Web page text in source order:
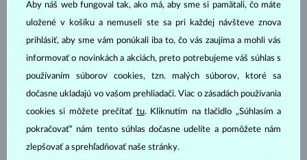
Aby náš web fungoval tak, ako má, aby sme si pamätali, čo máte
uložené v košíku a nemuseli ste sa pri každej návšteve znova
prihlásiť, aby sme vám ponúkali iba to, čo vás zaujíma a mohli vás
informovať o novinkách a akciách, preto potrebujeme váš súhlas s
používaním súborov cookies, tzn. malých súborov, ktoré sa
dočasne ukladajú vo vašom prehliadači. Viac o zásadách používania
cookies si môžete prečítať tu. Kliknutím na tlačidlo „Súhlasím a
pokračovať“ nám tento súhlas dočasne udelíte a pomôžete nám
zlepšovať a sprehľadňovať naše stránky.